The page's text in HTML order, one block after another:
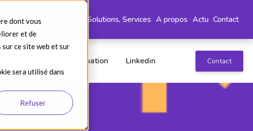
dont vous
et de
ce site web et sur
sera utilisé dans
Refuser
Communication Solutions, Services A propos Actu Contact
Centres de formation Linkedin Contact